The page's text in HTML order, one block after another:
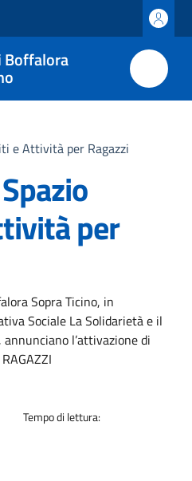
Boffalora
e Attività per Ragazzi
per
Sopra Ticino, in
Sociale La Solidarietà e il
l’attivazione di
Tempo di lettura: